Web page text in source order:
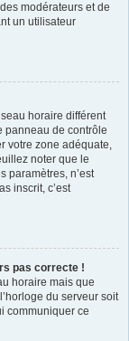
modérateurs et de
un utilisateur
horaire différent
panneau de contrôle
votre zone adéquate,
noter que le
paramètres, n’est
inscrit, c’est
pas correcte !
horaire mais que
du serveur soit
communiquer ce